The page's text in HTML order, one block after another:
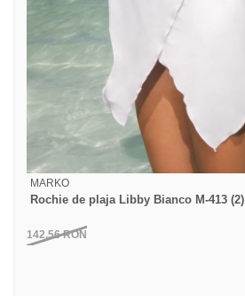
MARKO
Rochie de plaja Libby Bianco M-413 (2)
142,56RON